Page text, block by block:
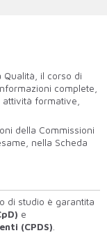
Qualità, il corso di
complete,
formative,
della Commissioni
nella Scheda
di studio è garantita
e
(CPDS)